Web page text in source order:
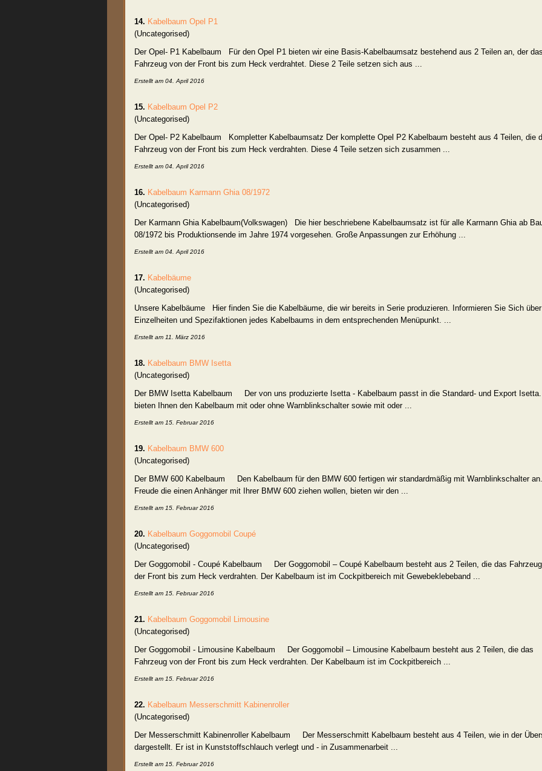
14. Kabelbaum Opel P1
(Uncategorised)
Der Opel- P1 Kabelbaum Für den Opel P1 bieten wir eine Basis-Kabelbaumsatz bestehend aus 2 Teilen an, der das
Fahrzeug von der Front bis zum Heck verdrahtet. Diese 2 Teile setzen sich aus ...
Erstellt am 04. April 2016
15. Kabelbaum Opel P2
(Uncategorised)
Der Opel- P2 Kabelbaum Kompletter Kabelbaumsatz Der komplette Opel P2 Kabelbaum besteht aus 4 Teilen, die
Fahrzeug von der Front bis zum Heck verdrahten. Diese 4 Teile setzen sich zusammen ...
Erstellt am 04. April 2016
16. Kabelbaum Karmann Ghia 08/1972
(Uncategorised)
Der Karmann Ghia Kabelbaum(Volkswagen) Die hier beschriebene Kabelbaumsatz ist für alle Karmann Ghia ab
08/1972 bis Produktionsende im Jahre 1974 vorgesehen. Große Anpassungen zur Erhöhung ...
Erstellt am 04. April 2016
17. Kabelbäume
(Uncategorised)
Unsere Kabelbäume Hier finden Sie die Kabelbäume, die wir bereits in Serie produzieren. Informieren Sie Sich
Einzelheiten und Spezifaktionen jedes Kabelbaums in dem entsprechenden Menüpunkt. ...
Erstellt am 11. März 2016
18. Kabelbaum BMW Isetta
(Uncategorised)
Der BMW Isetta Kabelbaum Der von uns produzierte Isetta - Kabelbaum passt in die Standard- und Export
bieten Ihnen den Kabelbaum mit oder ohne Warnblinkschalter sowie mit oder ...
Erstellt am 15. Februar 2016
19. Kabelbaum BMW 600
(Uncategorised)
Der BMW 600 Kabelbaum Den Kabelbaum für den BMW 600 fertigen wir standardmäßig mit Warnblinkschalter
Freude die einen Anhänger mit Ihrer BMW 600 ziehen wollen, bieten wir den ...
Erstellt am 15. Februar 2016
20. Kabelbaum Goggomobil Coupé
(Uncategorised)
Der Goggomobil - Coupé Kabelbaum Der Goggomobil – Coupé Kabelbaum besteht aus 2 Teilen, die das
der Front bis zum Heck verdrahten. Der Kabelbaum ist im Cockpitbereich mit Gewebeklebeband ...
Erstellt am 15. Februar 2016
21. Kabelbaum Goggomobil Limousine
(Uncategorised)
Der Goggomobil - Limousine Kabelbaum Der Goggomobil – Limousine Kabelbaum besteht aus 2 Teilen, die das
Fahrzeug von der Front bis zum Heck verdrahten. Der Kabelbaum ist im Cockpitbereich ...
Erstellt am 15. Februar 2016
22. Kabelbaum Messerschmitt Kabinenroller
(Uncategorised)
Der Messerschmitt Kabinenroller Kabelbaum Der Messerschmitt Kabelbaum besteht aus 4 Teilen, wie in der
dargestellt. Er ist in Kunststoffschlauch verlegt und - in Zusammenarbeit ...
Erstellt am 15. Februar 2016